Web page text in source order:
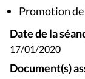
Promotion
Date de la
17/01/2020
Document(s)